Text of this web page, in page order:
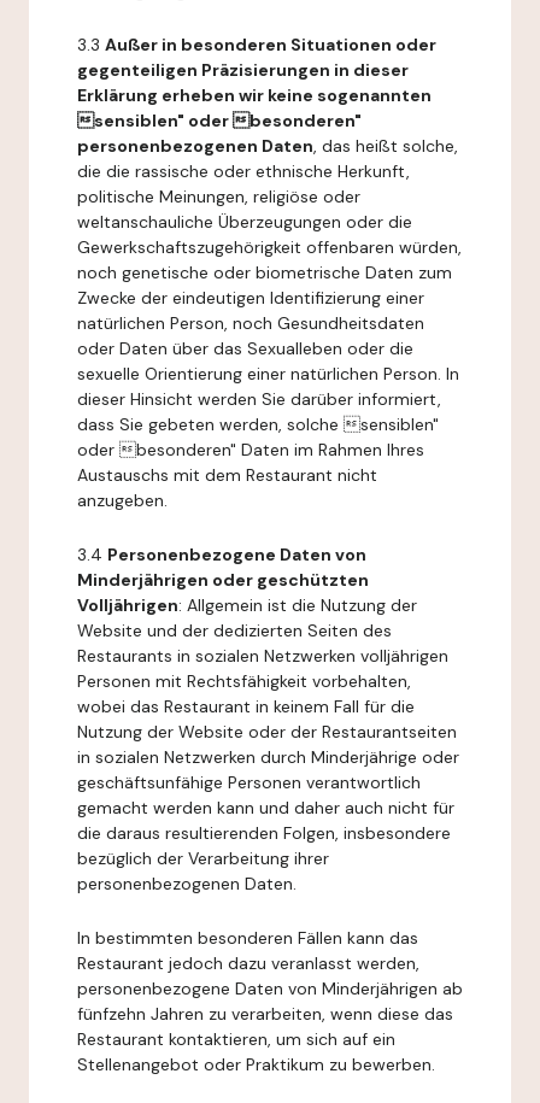
3.3 Außer in besonderen Situationen oder
gegenteiligen Präzisierungen in dieser
Erklärung erheben wir keine sogenannten
sensiblen" oder besonderen"
personenbezogenen Daten, das heißt solche,
die die rassische oder ethnische Herkunft,
politische Meinungen, religiöse oder
weltanschauliche Überzeugungen oder die
Gewerkschaftszugehörigkeit offenbaren würden,
noch genetische oder biometrische Daten zum
Zwecke der eindeutigen Identifizierung einer
natürlichen Person, noch Gesundheitsdaten
oder Daten über das Sexualleben oder die
sexuelle Orientierung einer natürlichen Person. In
dieser Hinsicht werden Sie darüber informiert,
dass Sie gebeten werden, solche sensiblen"
oder besonderen" Daten im Rahmen Ihres
Austauschs mit dem Restaurant nicht
anzugeben.
3.4 Personenbezogene Daten von
Minderjährigen oder geschützten
Volljährigen: Allgemein ist die Nutzung der
Website und der dedizierten Seiten des
Restaurants in sozialen Netzwerken volljährigen
Personen mit Rechtsfähigkeit vorbehalten,
wobei das Restaurant in keinem Fall für die
Nutzung der Website oder der Restaurantseiten
in sozialen Netzwerken durch Minderjährige oder
geschäftsunfähige Personen verantwortlich
gemacht werden kann und daher auch nicht für
die daraus resultierenden Folgen, insbesondere
bezüglich der Verarbeitung ihrer
personenbezogenen Daten.
In bestimmten besonderen Fällen kann das
Restaurant jedoch dazu veranlasst werden,
personenbezogene Daten von Minderjährigen ab
fünfzehn Jahren zu verarbeiten, wenn diese das
Restaurant kontaktieren, um sich auf ein
Stellenangebot oder Praktikum zu bewerben.